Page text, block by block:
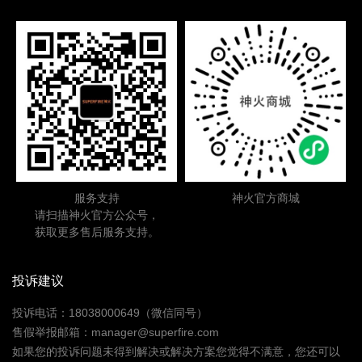
服务支持
请扫描神火官方公众号，
获取更多售后服务支持。
神火官方商城
投诉建议
投诉电话：18038000649（微信同号）
售假举报邮箱：manager@superfire.com
如果您的投诉问题未得到解决或解决方案您觉得不满意，您还可以